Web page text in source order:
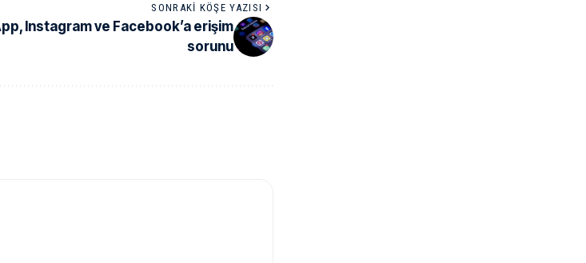
SONRAKI KÖŞE YAZISI
Instagram ve Facebook’a erişim
sorunu